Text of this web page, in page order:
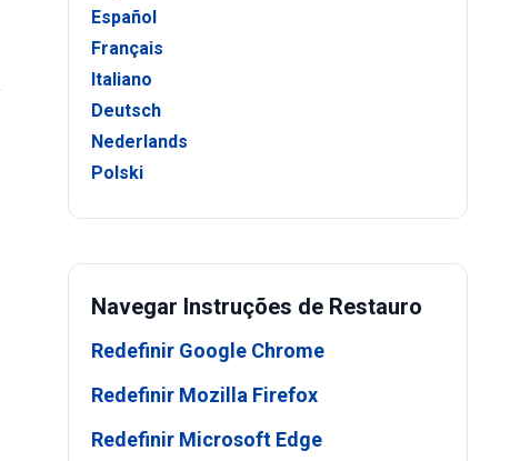
Español
Français
Italiano
Deutsch
Nederlands
Polski
Navegar Instruções de Restauro
Redefinir Google Chrome
Redefinir Mozilla Firefox
Redefinir Microsoft Edge